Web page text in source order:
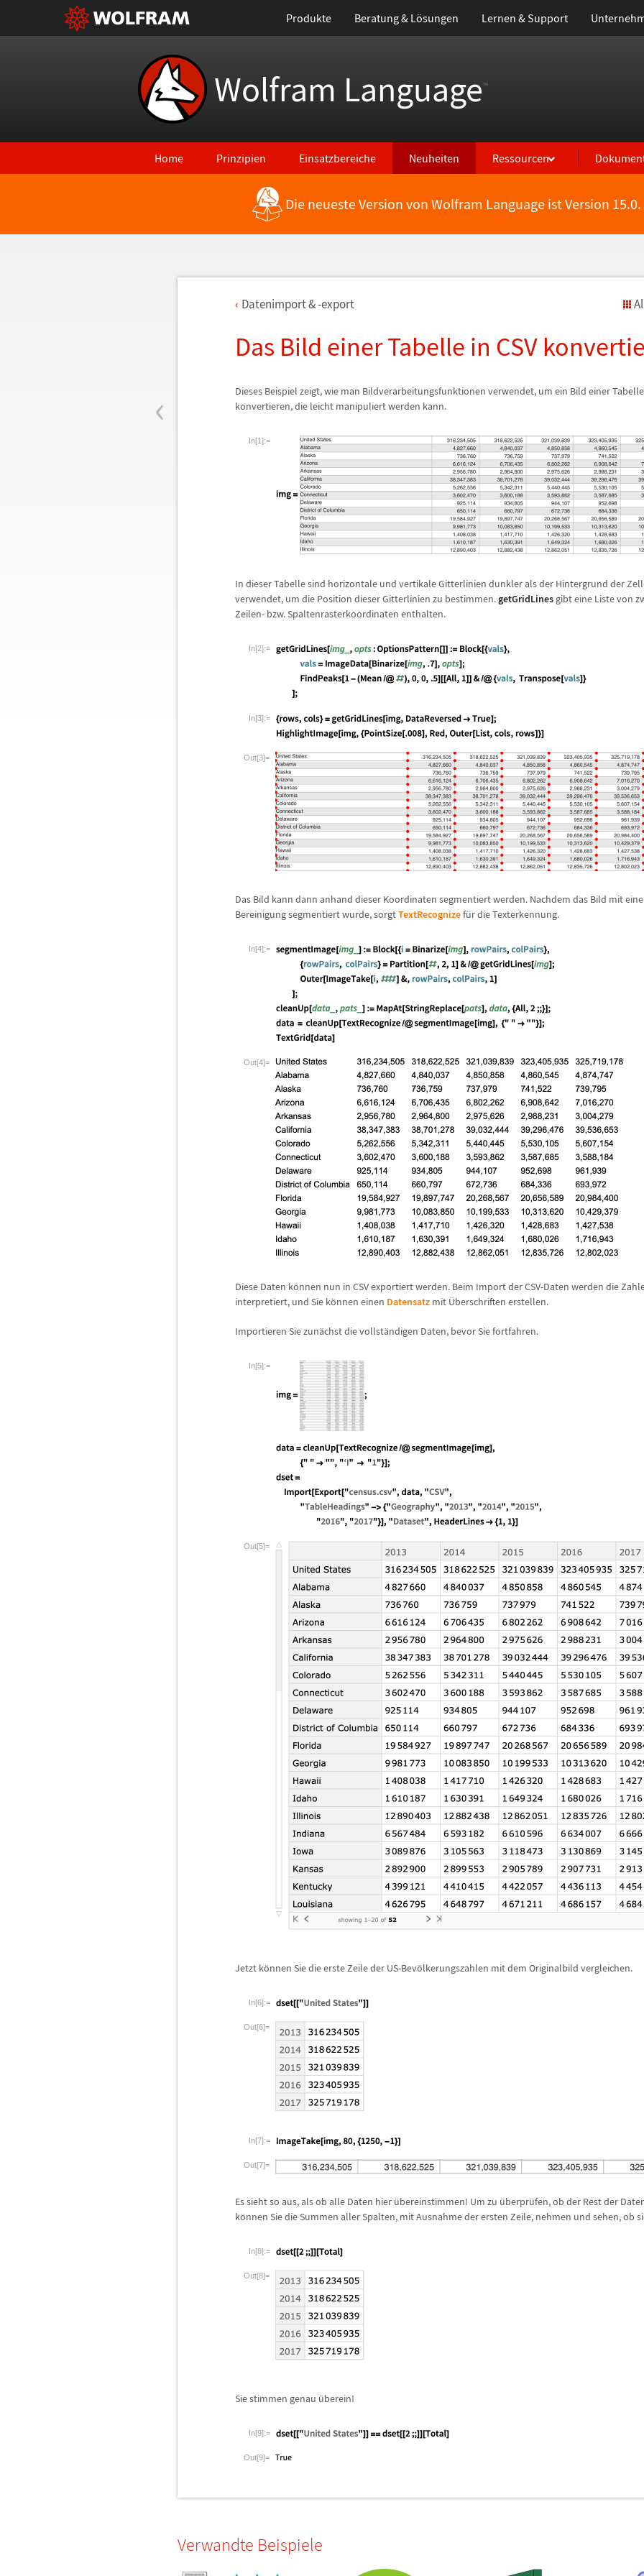
Produkte Beratung & Lösungen Lernen & Support
Wolfram Language™
Home Prinzipien Einsatzbereiche Neuheiten Ressourcen
Die neueste Version von Wolfram Language ist Version 15.0.
‹
Datenimport & -export
Das Bild einer Tabelle in CSV
Dieses Beispiel zeigt, wie man Bildverarbeitungsfunktionen verwendet, um ein Bild einer Tabelle
konvertieren, die leicht manipuliert werden kann.
In[1]:=
In dieser Tabelle sind horizontale und vertikale Gitterlinien dunkler als der Hintergrund der
verwendet, um die Position dieser Gitterlinien zu bestimmen.getGridLines gibt eine Liste von
Zeilen- bzw. Spaltenrasterkoordinaten enthalten.
In[2]:=
In[3]:=
Out[3]=
Das Bild kann dann anhand dieser Koordinaten segmentiert werden. Nachdem das Bild mit
Bereinigung segmentiert wurde, sorgtTextRecognizefür die Texterkennung.
In[4]:=
Out[4]=
Diese Daten können nun in CSV exportiert werden. Beim Import der CSV-Daten werden die
interpretiert, und Sie können einen Datensatz mit Überschriften erstellen.
Importieren Sie zunächst die vollständigen Daten, bevor Sie fortfahren.
In[5]:=
Out[5]=
Jetzt können Sie die erste Zeile der US-Bevölkerungszahlen mit dem Originalbild vergleichen.
In[6]:=
Out[6]=
In[7]:=
Out[7]=
Es sieht so aus, als ob alle Daten hier übereinstimmen! Um zu überprüfen, ob der Rest der
können Sie die Summen aller Spalten, mit Ausnahme der ersten Zeile, nehmen und sehen, ob
In[8]:=
Out[8]=
Sie stimmen genau überein!
In[9]:=
Out[9]=
Verwandte Beispiele